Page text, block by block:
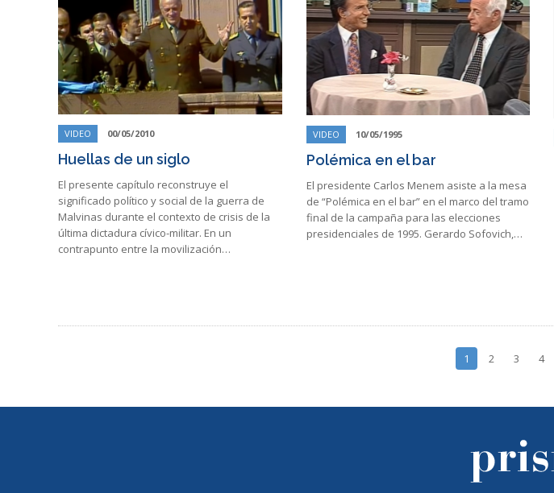
VIDEO 00/05/2010
Huellas de un siglo
El presente capítulo reconstruye el
significado político y social de la guerra de
Malvinas durante el contexto de crisis de la
última dictadura cívico-militar. En un
contrapunto entre la movilización…
VIDEO 10/05/1995
Polémica en el bar
El presidente Carlos Menem asiste a la mesa
de “Polémica en el bar” en el marco del tramo
final de la campaña para las elecciones
presidenciales de 1995. Gerardo Sofovich,…
1 2 3 4